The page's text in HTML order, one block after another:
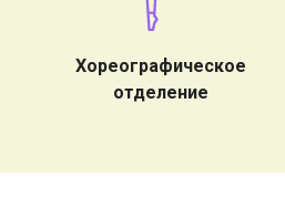
Хореографическое
отделение